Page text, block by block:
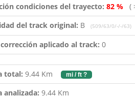
condiciones del trayecto: 82 % (
del track original: B (509/63/0/-/-/63)
aplicado al track: 0
total: 9.44 Km mi / ft ?
analizada: 9.44 Km